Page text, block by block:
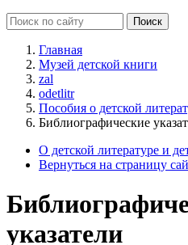
Главная
Музей детской книги
zal
odetlitr
Пособия о детской
Библиографические
О детской литературе и
Вернуться на страницу
указатели